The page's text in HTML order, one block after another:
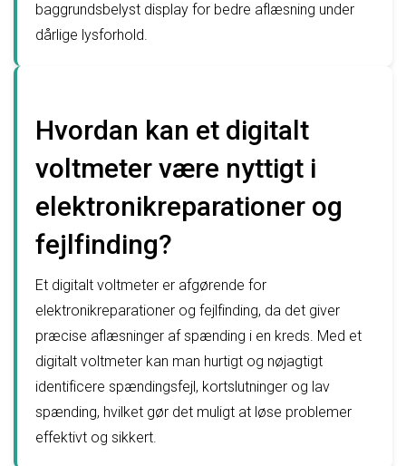
baggrundsbelyst display for bedre aflæsning under
dårlige lysforhold.
Hvordan kan et digitalt
voltmeter være nyttigt i
elektronikreparationer og
fejlfinding?
Et digitalt voltmeter er afgørende for
elektronikreparationer og fejlfinding, da det giver
præcise aflæsninger af spænding i en kreds. Med et
digitalt voltmeter kan man hurtigt og nøjagtigt
identificere spændingsfejl, kortslutninger og lav
spænding, hvilket gør det muligt at løse problemer
effektivt og sikkert.